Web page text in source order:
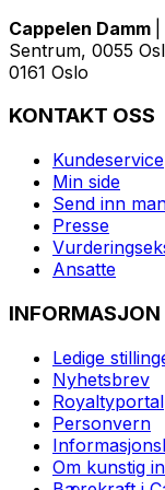
Cappelen Damm
Sentrum, 0055
0161 Oslo
KONTAKT OSS
Kundeservice
Min side
Send inn
Presse
Ansatte
INFORMASJON
Ledige
Nyhetsbrev
Royaltyportal
Personvern
Om kunstig